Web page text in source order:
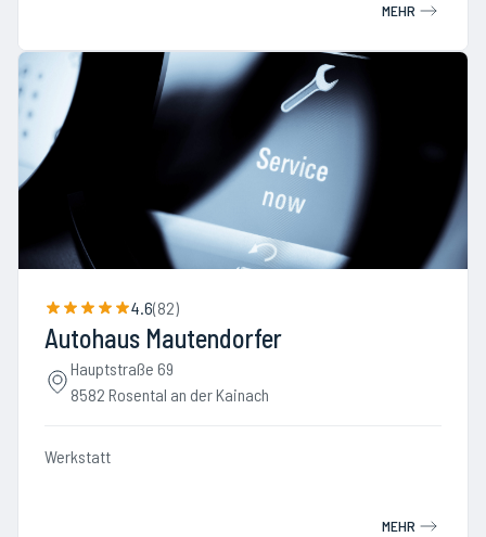
MEHR
4.6(82)
Autohaus Mautendorfer
Hauptstraße 69
8582 Rosental an der Kainach
Werkstatt
MEHR